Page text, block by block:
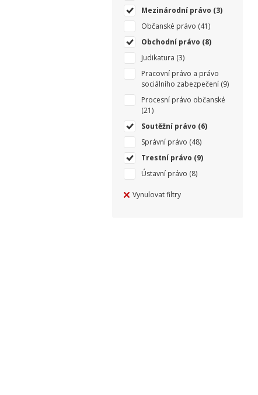
Mezinárodní právo (3)
Občanské právo (41)
Obchodní právo (8)
Judikatura (3)
Pracovní právo a právo
sociálního zabezpečení (9)
Procesní právo občanské
(21)
Soutěžní právo (6)
Správní právo (48)
Trestní právo (9)
Ústavní právo (8)
Vynulovat filtry